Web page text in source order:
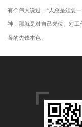
有个伟人说过，“人总是须要
神，那就是对自己岗位、对
备的先锋本色。